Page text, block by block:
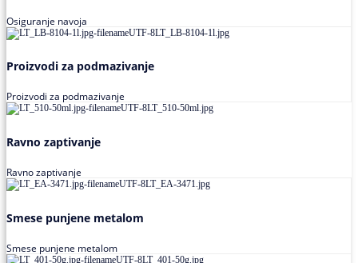
Osiguranje navoja
Proizvodi za podmazivanje
Proizvodi za podmazivanje
Ravno zaptivanje
Ravno zaptivanje
Smese punjene metalom
Smese punjene metalom